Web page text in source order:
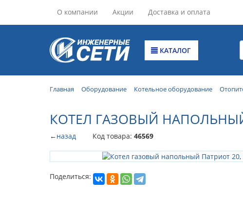
О компании Акции Доставка и оплата
КАТАЛОГ
Главная Оборудование Котельное оборудование
КОТЕЛ ГАЗОВЫЙ
←назад Код товара: 46569
Поделиться: